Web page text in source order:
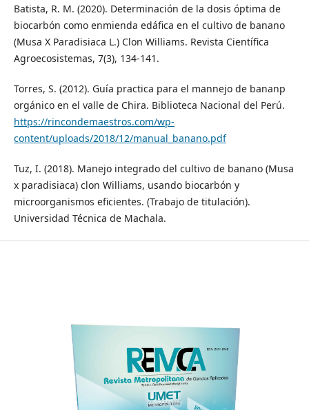
Batista, R. M. (2020). Determinación de la dosis óptima de
biocarbón como enmienda edáfica en el cultivo de banano
(Musa X Paradisiaca L.) Clon Williams. Revista Científica
Agroecosistemas, 7(3), 134-141.
Torres, S. (2012). Guía practica para el mannejo de bananp
orgánico en el valle de Chira. Biblioteca Nacional del Perú.
https://rincondemaestros.com/wp-
content/uploads/2018/12/manual_banano.pdf
Tuz, I. (2018). Manejo integrado del cultivo de banano (Musa
x paradisiaca) clon Williams, usando biocarbón y
microorganismos eficientes. (Trabajo de titulación).
Universidad Técnica de Machala.